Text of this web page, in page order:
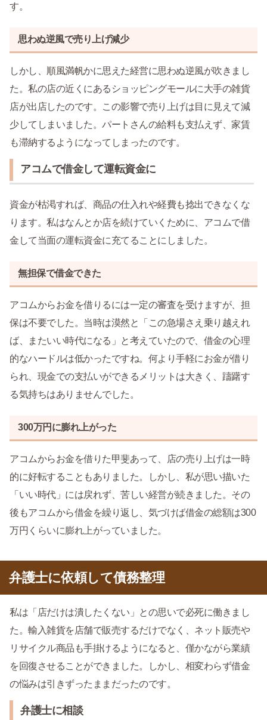
す。
思わぬ逆風で売り上げ減少
しかし、順風満帆かに思えた経営に思わぬ逆風が吹きまし
た。私の店の近くにあるショッピングモールに大手の雑貨
店が出店したのです。この影響で売り上げは目に見えて減
少してしまいました。パートさんの給料も支払えず、家賃
も滞納するようになってしまったのです。
アコムで借金して運転資金に
資金が枯渇すれば、商品の仕入れや経費も捻出できなくな
ります。私はなんとか店を続けていくために、アコムで借
金して当面の運転資金に充てることにしました。
無担保で借金できた
アコムからお金を借りるには一定の審査を受けますが、担
保は不要でした。当時は漠然と「この急場さえ乗り越えれ
ば、またいい時代になる」と考えていたので、借金の心理
的なハードルは低かったですね。何より手軽にお金が借り
られ、現金での支払いができるメリットは大きく、躊躇す
る気持ちはありませんでした。
300万円に膨れ上がった
アコムからお金を借りた甲斐あって、店の売り上げは一時
的に好転することもありました。しかし、私が思い描いた
「いい時代」には戻れず、苦しい経営が続きました。その
後もアコムから借金を繰り返し、気づけば借金の総額は300
万円くらいに膨れ上がっていました。
弁護士に依頼して債務整理
私は「店だけは潰したくない」との思いで必死に働きまし
た。輸入雑貨を店舗で販売するだけでなく、ネット販売や
リサイクル商品も手掛けるようになると、僅かながら業績
を回復させることができました。しかし、相変わらず借金
の悩みは引きずったままだったのです。
弁護士に相談